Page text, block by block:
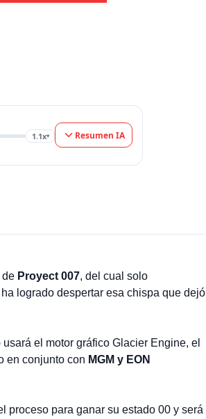
1.1x▾ Resumen IA
de Proyect 007, del cual solo
ha logrado despertar esa chispa que dejó
el motor gráfico Glacier Engine, el
en conjunto con MGM y EON
proceso para ganar su estado 00 y será